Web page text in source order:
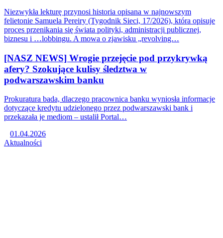
Niezwykła lekturę przynosi historia opisana w najnowszym
felietonie Samuela Pereiry (Tygodnik Sieci, 17/2026), która opisuje
proces przenikania się świata polityki, administracji publicznej,
biznesu i …lobbingu. A mowa o zjawisku „revolving…
[NASZ NEWS] Wrogie przejęcie pod przykrywką
afery? Szokujące kulisy śledztwa w
podwarszawskim banku
Prokuratura bada, dlaczego pracownica banku wyniosła informacje
dotyczące kredytu udzielonego przez podwarszawski bank i
przekazała je mediom – ustalił Portal…
01.04.2026
Aktualności